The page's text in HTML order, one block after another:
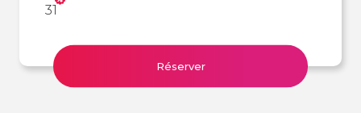
31
Réserver